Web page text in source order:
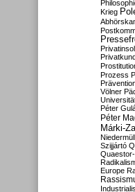
Krieg
Prozess
Völner
Péter
Péter
Márki-
Szijjártó
Europe